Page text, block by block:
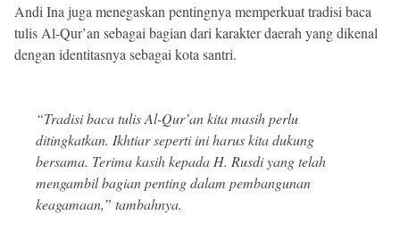
Andi Ina juga menegaskan pentingnya memperkuat tradisi baca
tulis Al-Qur’an sebagai bagian dari karakter daerah yang dikenal
dengan identitasnya sebagai kota santri.
“Tradisi baca tulis Al-Qur’an kita masih perlu
ditingkatkan. Ikhtiar seperti ini harus kita dukung
bersama. Terima kasih kepada H. Rusdi yang telah
mengambil bagian penting dalam pembangunan
keagamaan,” tambahnya.